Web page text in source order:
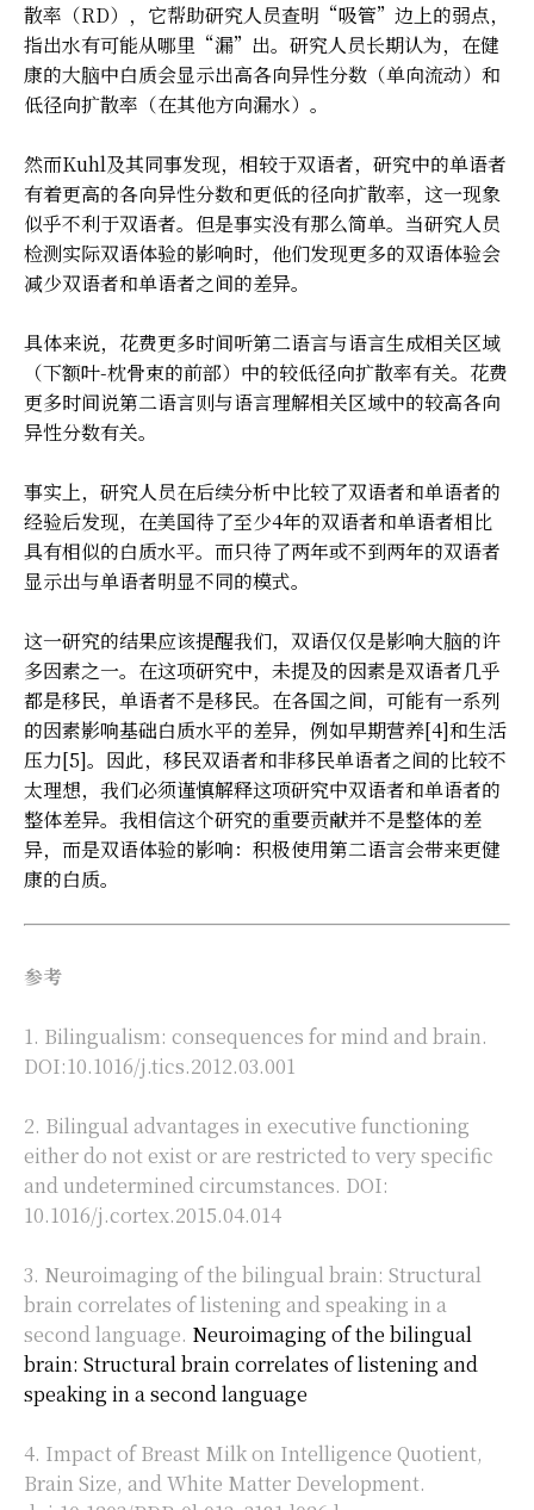
散率（RD），它帮助研究人员查明“吸管”边上的弱点，
指出水有可能从哪里“漏”出。研究人员长期认为，在健
康的大脑中白质会显示出高各向异性分数（单向流动）和
低径向扩散率（在其他方向漏水）。
然而Kuhl及其同事发现，相较于双语者，研究中的单语者
有着更高的各向异性分数和更低的径向扩散率，这一现象
似乎不利于双语者。但是事实没有那么简单。当研究人员
检测实际双语体验的影响时，他们发现更多的双语体验会
减少双语者和单语者之间的差异。
具体来说，花费更多时间听第二语言与语言生成相关区域
（下额叶-枕骨束的前部）中的较低径向扩散率有关。花费
更多时间说第二语言则与语言理解相关区域中的较高各向
异性分数有关。
事实上，研究人员在后续分析中比较了双语者和单语者的
经验后发现，在美国待了至少4年的双语者和单语者相比
具有相似的白质水平。而只待了两年或不到两年的双语者
显示出与单语者明显不同的模式。
这一研究的结果应该提醒我们，双语仅仅是影响大脑的许
多因素之一。在这项研究中，未提及的因素是双语者几乎
都是移民，单语者不是移民。在各国之间，可能有一系列
的因素影响基础白质水平的差异，例如早期营养[4]和生活
压力[5]。因此，移民双语者和非移民单语者之间的比较不
太理想，我们必须谨慎解释这项研究中双语者和单语者的
整体差异。我相信这个研究的重要贡献并不是整体的差
异，而是双语体验的影响：积极使用第二语言会带来更健
康的白质。
参考
1. Bilingualism: consequences for mind and brain.
DOI:10.1016/j.tics.2012.03.001
2. Bilingual advantages in executive functioning
either do not exist or are restricted to very specific
and undetermined circumstances. DOI:
10.1016/j.cortex.2015.04.014
3. Neuroimaging of the bilingual brain: Structural
brain correlates of listening and speaking in a
second language. Neuroimaging of the bilingual
brain: Structural brain correlates of listening and
speaking in a second language
4. Impact of Breast Milk on Intelligence Quotient,
Brain Size, and White Matter Development.